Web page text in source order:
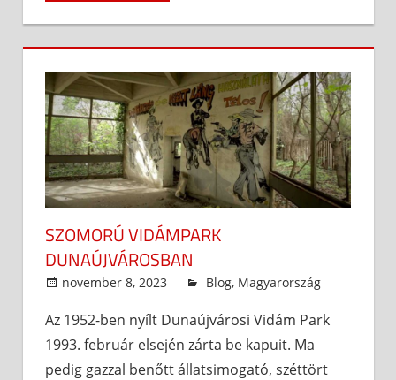
SZOMORÚ VIDÁMPARK
DUNAÚJVÁROSBAN
november 8, 2023 admin
Blog, Magyarország
Az 1952-ben nyílt Dunaújvárosi Vidám Park
1993. február elsején zárta be kapuit. Ma
pedig gazzal benőtt állatsimogató, széttört